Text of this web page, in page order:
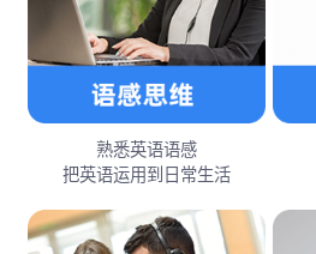
熟悉英语语感
把英语运用到日常生活